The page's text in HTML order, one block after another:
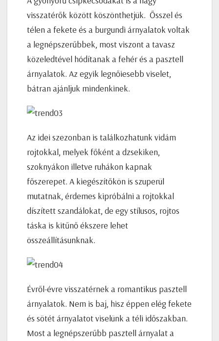
visszatérők között köszönthetjük. Ősszel és
télen a fekete és a burgundi árnyalatok voltak
a legnépszerűbbek, most viszont a tavasz
közeledtével hódítanak a fehér és a pasztell
árnyalatok. Az egyik legnőiesebb viselet,
bátran ajánljuk mindenkinek.
Az idei szezonban is találkozhatunk vidám
rojtokkal, melyek főként a dzsekiken,
szoknyákon illetve ruhákon kapnak
főszerepet. A kiegészítőkön is szuperül
mutatnak, érdemes kipróbálni a rojtokkal
díszített szandálokat, de egy stílusos, rojtos
táska is kitűnő ékszere lehet
összeállításunknak.
Évről-évre visszatérnek a romantikus pasztell
árnyalatok. Nem is baj, hisz éppen elég fekete
és sötét árnyalatot viselünk a téli időszakban.
Most a legnépszerűbb pasztell árnyalat a